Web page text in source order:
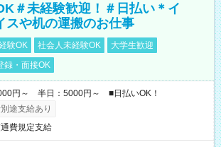
＃未経験歓迎！＃日払い＊イ
スや机の運搬のお仕事
験OK 社会人未経験OK
大学生歓迎
録・面接OK
円～ 半日：5000円～ ■日払いOK！
途支給あり
費規定支給